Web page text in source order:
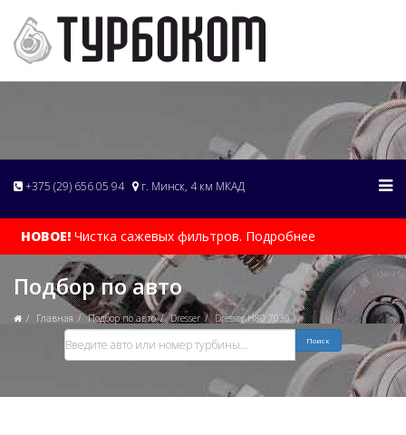
+375 (29) 656 05 94 г. Минск, 4 км МКАД
НОВОЕ! Чистка сажевых фильтров. Подробнее
Подбор по авто
Главная Подбор по авто Dresser Dresser H80 7030
Поиск